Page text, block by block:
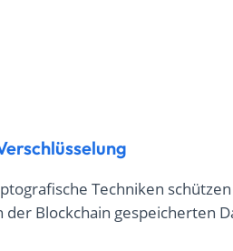
Techniken
Blockchain gespeicherten